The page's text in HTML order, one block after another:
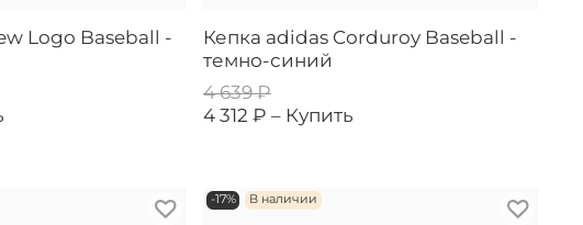
Logo Baseball -
Кепка adidas Corduroy Baseball -
темно-синий
4 639 ₽
4 312 ₽ – Купить
-17% В наличии